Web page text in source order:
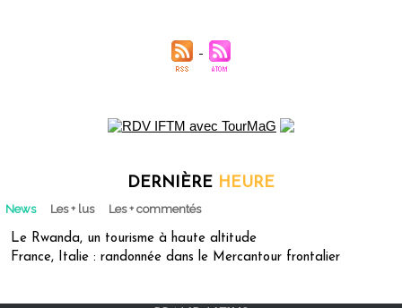
DERNIÈRE HEURE
News Les + lus Les + commentés
Le Rwanda, un tourisme à haute altitude
France, Italie : randonnée dans le Mercantour frontalier